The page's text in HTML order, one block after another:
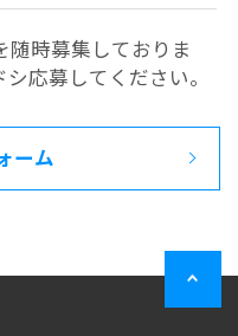
随時募集しておりま
応募してください。
ーム